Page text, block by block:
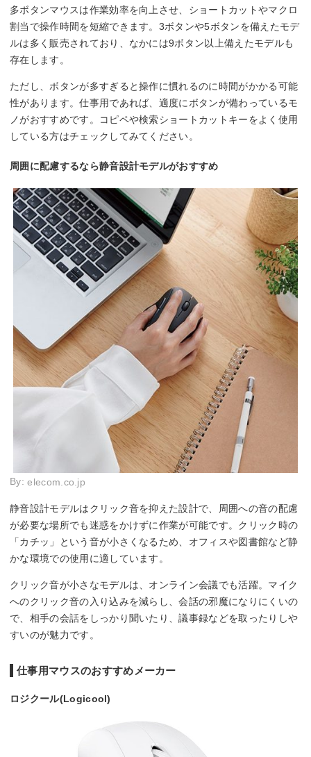
多ボタンマウスは作業効率を向上させ、ショートカットやマクロ
割当で操作時間を短縮できます。3ボタンや5ボタンを備えたモデ
ルは多く販売されており、なかには9ボタン以上備えたモデルも
存在します。
ただし、ボタンが多すぎると操作に慣れるのに時間がかかる可能
性があります。仕事用であれば、適度にボタンが備わっているモ
ノがおすすめです。コピペや検索ショートカットキーをよく使用
している方はチェックしてみてください。
周囲に配慮するなら静音設計モデルがおすすめ
By:elecom.co.jp
静音設計モデルはクリック音を抑えた設計で、周囲への音の配慮
が必要な場所でも迷惑をかけずに作業が可能です。クリック時の
「カチッ」という音が小さくなるため、オフィスや図書館など静
かな環境での使用に適しています。
クリック音が小さなモデルは、オンライン会議でも活躍。マイク
へのクリック音の入り込みを減らし、会話の邪魔になりにくいの
で、相手の会話をしっかり聞いたり、議事録などを取ったりしや
すいのが魅力です。
仕事用マウスのおすすめメーカー
ロジクール(Logicool)